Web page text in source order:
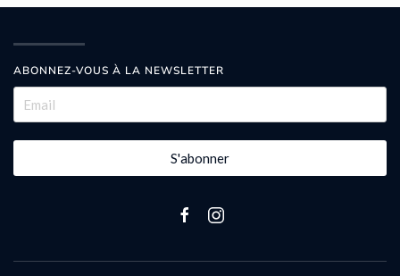
ABONNEZ-VOUS À LA NEWSLETTER
S'abonner